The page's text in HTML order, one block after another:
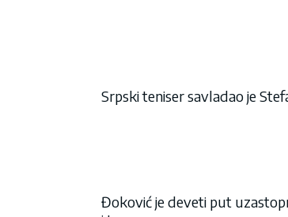
Srpski teniser savladao je
Đoković je deveti put